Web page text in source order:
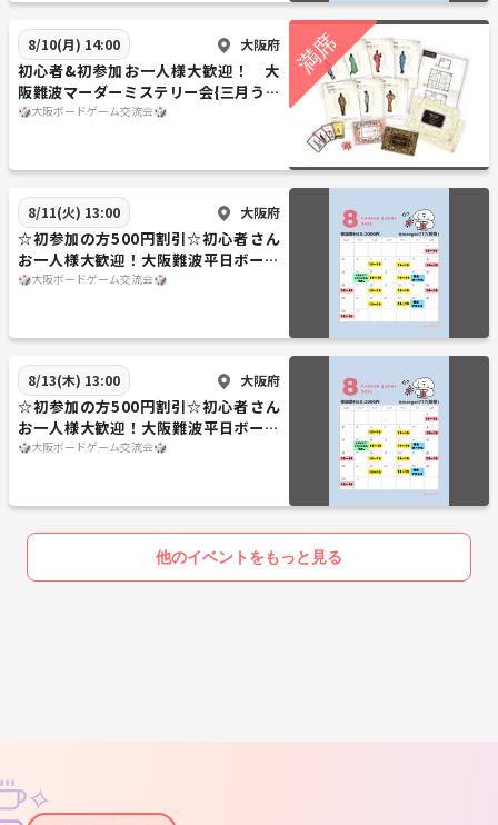
8/10(月) 14:00 大阪府
初心者&初参加お一人様大歓迎！ 大
阪難波マーダーミステリー会{三月うさ
ぎの鬼探し}
🎲大阪ボードゲーム交流会🎲
8/11(火) 13:00 大阪府
☆初参加の方500円割引☆初心者さん
お一人様大歓迎！大阪難波平日ボード
ゲーム会
🎲大阪ボードゲーム交流会🎲
8/13(木) 13:00 大阪府
☆初参加の方500円割引☆初心者さん
お一人様大歓迎！大阪難波平日ボード
ゲーム会
🎲大阪ボードゲーム交流会🎲
他のイベントをもっと見る
✧